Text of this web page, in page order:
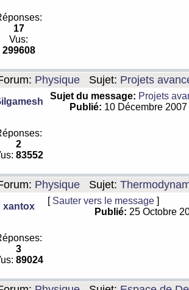
17
Vus:
299608
Physique Sujet: Projets
Sujet du message: Projets
Publié: 10 Décembre
2
83552
Physique Sujet:
xantox
[ Sauter vers le message ]
Publié: 25 Octobre
3
89024